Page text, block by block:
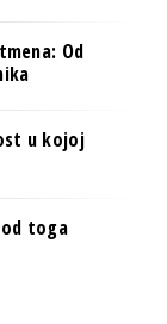
Od
u kojoj
toga